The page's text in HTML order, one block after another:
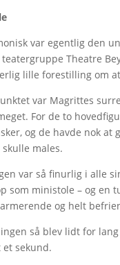
var egentlig den
teatergruppe Theatre
lille forestilling om
var Magrittes
For de to
og de havde nok
males.
var så finurlig i alle
som ministole – og en
og helt
så blev lidt for
sekund.